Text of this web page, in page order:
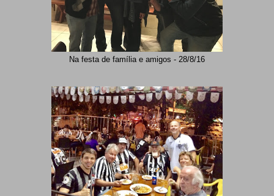
Na festa de família e amigos - 28/8/16